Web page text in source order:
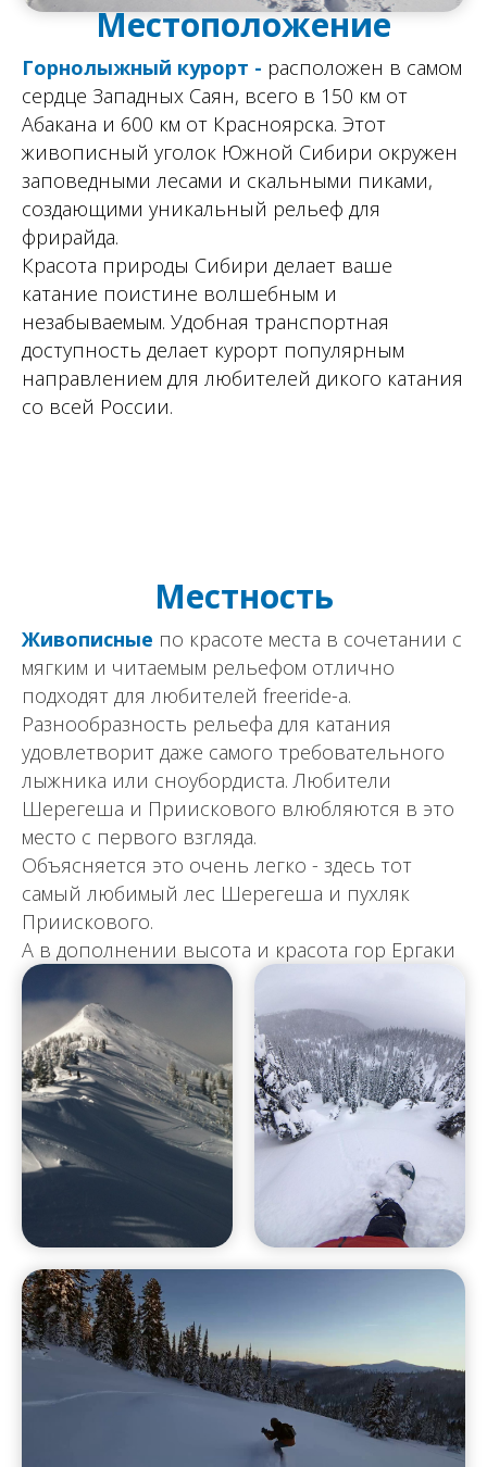
Местоположение
Горнолыжный курорт - расположен в самом
сердце Западных Саян, всего в 150 км от
Абакана и 600 км от Красноярска. Этот
живописный уголок Южной Сибири окружен
заповедными лесами и скальными пиками,
создающими уникальный рельеф для
фрирайда.
Красота природы Сибири делает ваше
катание поистине волшебным и
незабываемым. Удобная транспортная
доступность делает курорт популярным
направлением для любителей дикого катания
со всей России.
Местность
Живописные по красоте места в сочетании с
мягким и читаемым рельефом отлично
подходят для любителей freeride-а.
Разнообразность рельефа для катания
удовлетворит даже самого требовательного
лыжника или сноубордиста. Любители
Шерегеша и Приискового влюбляются в это
место с первого взгляда.
Объясняется это очень легко - здесь тот
самый любимый лес Шерегеша и пухляк
Приискового.
А в дополнении высота и красота гор Ергаки